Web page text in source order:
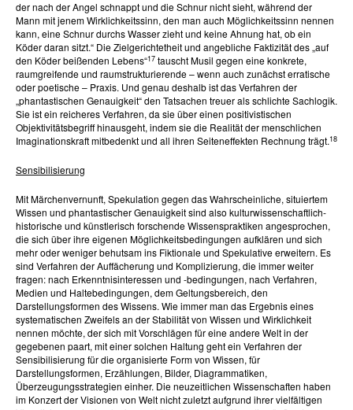
der nach der Angel schnappt und die Schnur nicht sieht, während der
Mann mit jenem Wirklichkeitssinn, den man auch Möglichkeitssinn nennen
kann, eine Schnur durchs Wasser zieht und keine Ahnung hat, ob ein
Köder daran sitzt.“ Die Zielgerichtetheit und angebliche Faktizität des „auf
den Köder beißenden Lebens“17 tauscht Musil gegen eine konkrete,
raumgreifende und raumstrukturierende – wenn auch zunächst erratische
oder poetische – Praxis. Und genau deshalb ist das Verfahren der
„phantastischen Genauigkeit“ den Tatsachen treuer als schlichte Sachlogik.
Sie ist ein reicheres Verfahren, da sie über einen positivistischen
Objektivitätsbegriff hinausgeht, indem sie die Realität der menschlichen
Imaginationskraft mitbedenkt und all ihren Seiteneffekten Rechnung trägt.18
Sensibilisierung
Mit Märchenvernunft, Spekulation gegen das Wahrscheinliche, situiertem
Wissen und phantastischer Genauigkeit sind also kulturwissenschaftlich-
historische und künstlerisch forschende Wissenspraktiken angesprochen,
die sich über ihre eigenen Möglichkeitsbedingungen aufklären und sich
mehr oder weniger behutsam ins Fiktionale und Spekulative erweitern. Es
sind Verfahren der Auffächerung und Komplizierung, die immer weiter
fragen: nach Erkenntnisinteressen und -bedingungen, nach Verfahren,
Medien und Haltebedingungen, dem Geltungsbereich, den
Darstellungsformen des Wissens. Wie immer man das Ergebnis eines
systematischen Zweifels an der Stabilität von Wissen und Wirklichkeit
nennen möchte, der sich mit Vorschlägen für eine andere Welt in der
gegebenen paart, mit einer solchen Haltung geht ein Verfahren der
Sensibilisierung für die organisierte Form von Wissen, für
Darstellungsformen, Erzählungen, Bilder, Diagrammatiken,
Überzeugungsstrategien einher. Die neuzeitlichen Wissenschaften haben
im Konzert der Visionen von Welt nicht zuletzt aufgrund ihrer vielfältigen